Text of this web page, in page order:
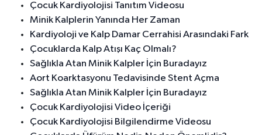
Çocuk Kardiyolojisi Tanıtım Videosu
Minik Kalplerin Yanında Her Zaman
Kardiyoloji ve Kalp Damar Cerrahisi Arasındaki Fark
Çocuklarda Kalp Atışı Kaç Olmalı?
Sağlıkla Atan Minik Kalpler İçin Buradayız
Aort Koarktasyonu Tedavisinde Stent Açma
Sağlıkla Atan Minik Kalpler İçin Buradayız
Çocuk Kardiyolojisi Video İçeriği
Çocuk Kardiyolojisi Bilgilendirme Videosu